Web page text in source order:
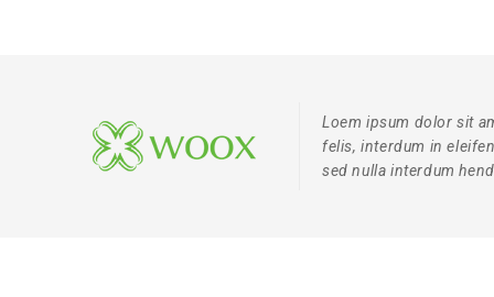
Loem ipsum dolor sit
felis, interdum in
sed nulla interdum